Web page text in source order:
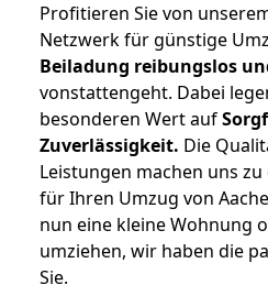
Profitieren Sie von
Netzwerk für günstige
Beiladung reibungslos
vonstattengeht. Dabei
besonderen Wert auf
Zuverlässigkeit. Die
Leistungen machen uns
für Ihren Umzug von
nun eine kleine Wohnung
umziehen, wir haben die
Sie.